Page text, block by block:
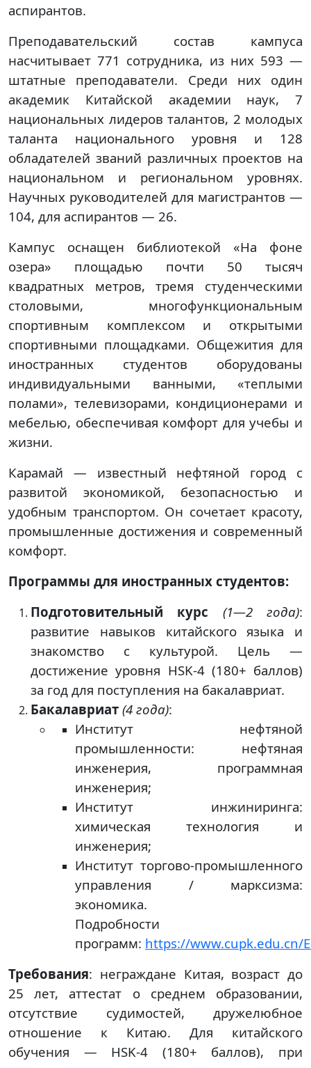
аспирантов.
Преподавательский состав кампуса
насчитывает 771 сотрудника, из них 593 —
штатные преподаватели. Среди них один
академик Китайской академии наук, 7
национальных лидеров талантов, 2 молодых
таланта национального уровня и 128
обладателей званий различных проектов на
национальном и региональном уровнях.
Научных руководителей для магистрантов —
104, для аспирантов — 26.
Кампус оснащен библиотекой «На фоне
озера» площадью почти 50 тысяч
квадратных метров, тремя студенческими
столовыми, многофункциональным
спортивным комплексом и открытыми
спортивными площадками. Общежития для
иностранных студентов оборудованы
индивидуальными ванными, «теплыми
полами», телевизорами, кондиционерами и
мебелью, обеспечивая комфорт для учебы и
жизни.
Карамай — известный нефтяной город с
развитой экономикой, безопасностью и
удобным транспортом. Он сочетает красоту,
промышленные достижения и современный
комфорт.
Программы для иностранных студентов:
Подготовительный курс
(1—2 года):
развитие навыков китайского языка и
знакомство с культурой. Цель —
достижение уровня HSK-4 (180+ баллов)
за год для поступления на бакалавриат.
Бакалавриат (4 года):
Институт нефтяной
промышленности: нефтяная
инженерия, программная
инженерия;
Институт инжиниринга:
химическая технология и
инженерия;
Институт торгово-промышленного
управления / марксизма:
экономика.
Подробности
программ: https://www.cupk.edu.cn/
Требования: неграждане Китая, возраст до
25 лет, аттестат о среднем образовании,
отсутствие судимостей, дружелюбное
отношение к Китаю. Для китайского
обучения — HSK-4 (180+ баллов), при